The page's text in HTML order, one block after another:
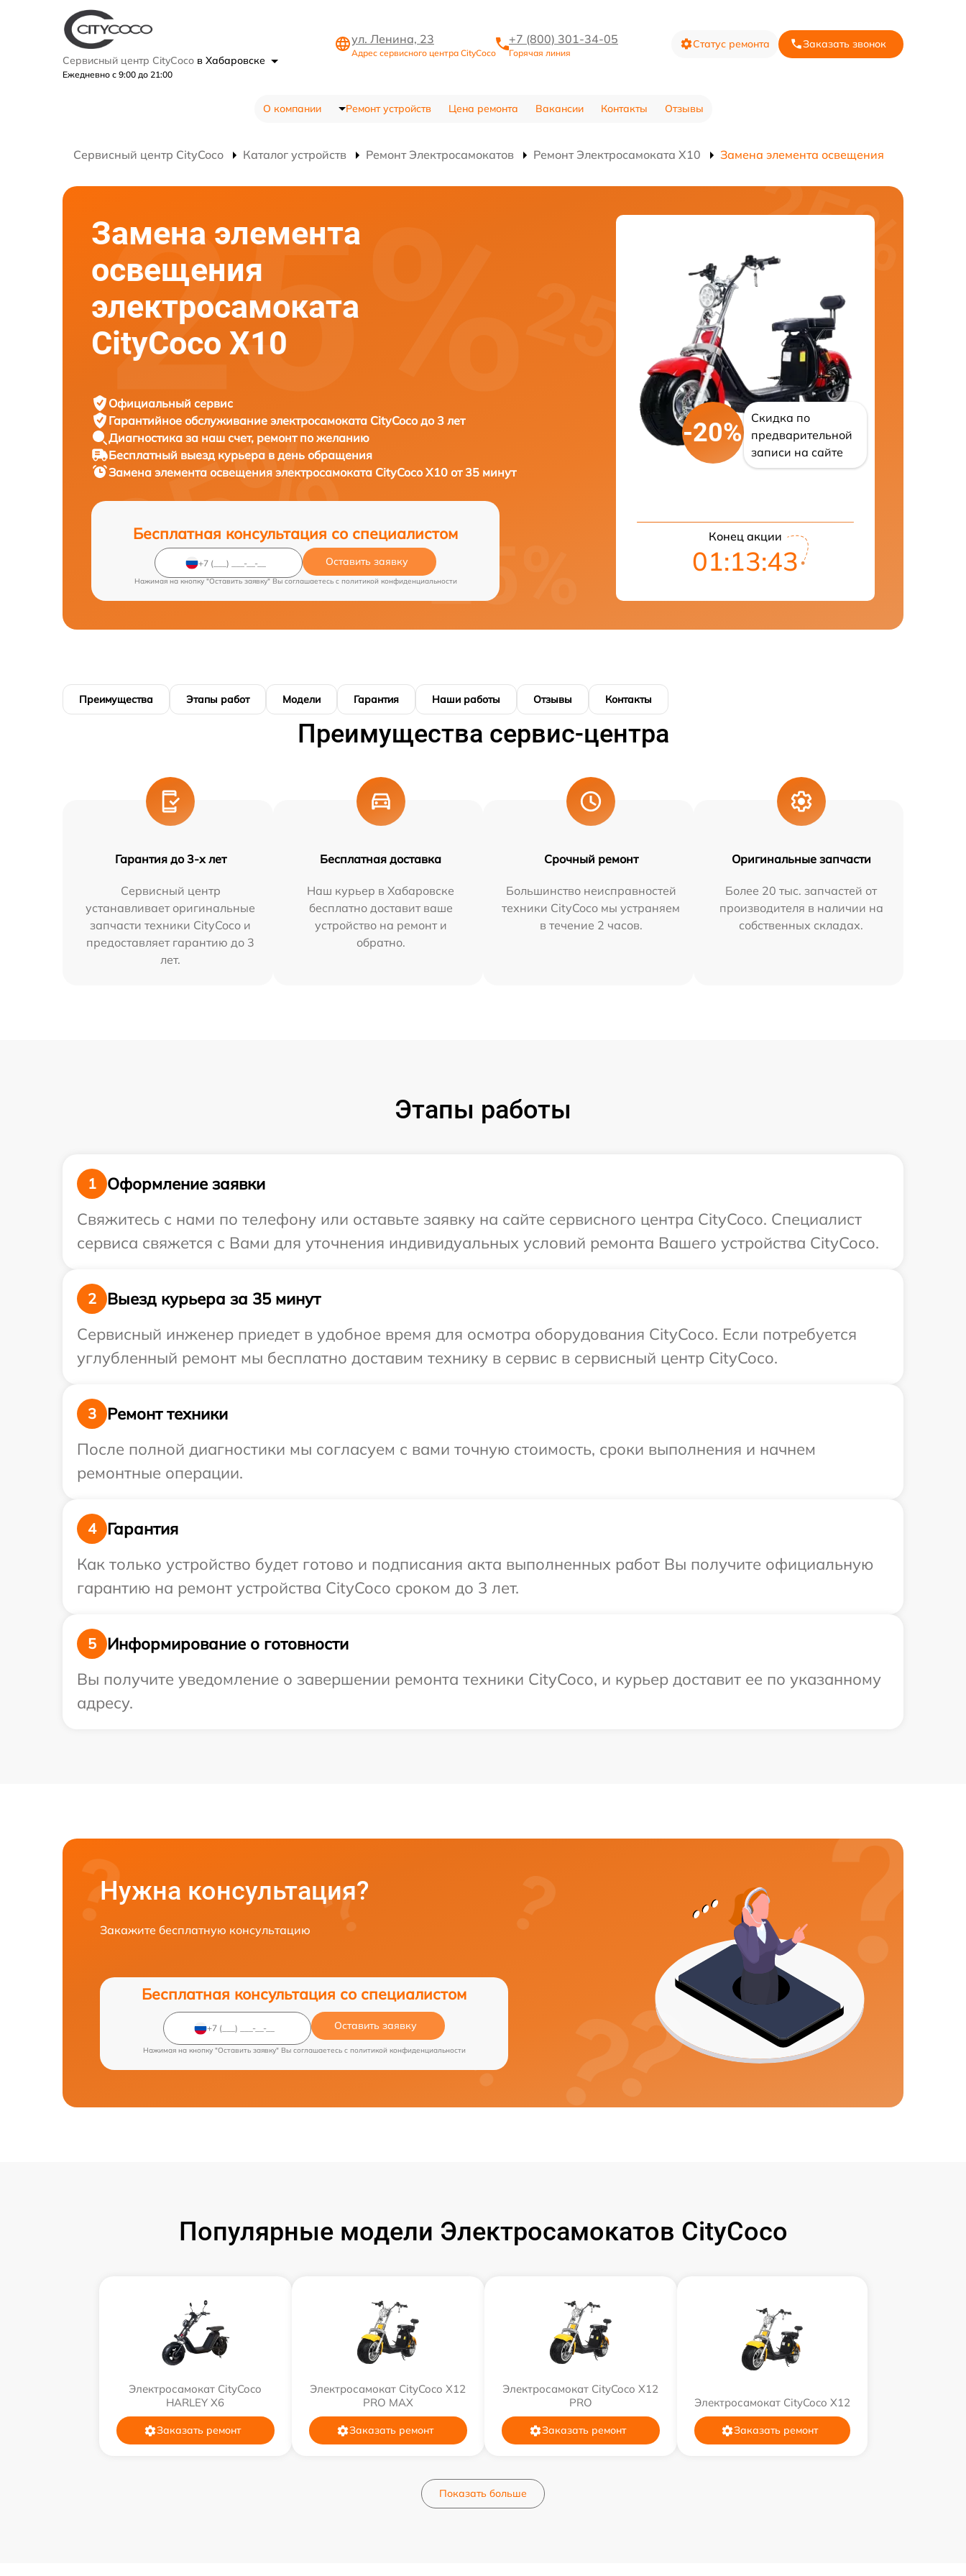
Сервисный центр CityCoco в Хабаровске
Ежедневно с 9:00 до 21:00
ул. Ленина, 23
Адрес сервисного центра CityCoco
+7 (800) 301-34-05
Горячая линия
Статус ремонта Заказать звонок
О компании Ремонт устройств Цена ремонта Вакансии Контакты Отзывы
Сервисный центр CityCoco Каталог устройств Ремонт Электросамокатов Ремонт Электросамоката X10 Замена элемента освещения
Замена элемента
освещения
электросамоката
CityCoco X10
Официальный сервис
Гарантийное обслуживание электросамоката CityCoco до 3 лет
Диагностика за наш счет, ремонт по желанию
Бесплатный выезд курьера в день обращения
Замена элемента освещения электросамоката CityCoco X10 от 35 минут
Бесплатная консультация со специалистом
Оставить заявку
Нажимая на кнопку "Оставить заявку" Вы соглашаетесь c политикой конфиденциальности
-20%
Скидка по
предварительной
записи на сайте
Конец акции
01:13:42
Преимущества Этапы работ Модели Гарантия Наши работы Отзывы Контакты
Преимущества сервис-центра
Гарантия до 3-х лет
Сервисный центр
устанавливает оригинальные
запчасти техники CityCoco и
предоставляет гарантию до 3
лет.
Бесплатная доставка
Наш курьер в Хабаровске
бесплатно доставит ваше
устройство на ремонт и
обратно.
Срочный ремонт
Большинство неисправностей
техники CityCoco мы устраняем
в течение 2 часов.
Оригинальные запчасти
Более 20 тыс. запчастей от
производителя в наличии на
собственных складах.
Этапы работы
1
Оформление заявки
Свяжитесь с нами по телефону или оставьте заявку на сайте сервисного центра CityCoco. Специалист
сервиса свяжется с Вами для уточнения индивидуальных условий ремонта Вашего устройства CityCoco.
2
Выезд курьера за 35 минут
Сервисный инженер приедет в удобное время для осмотра оборудования CityCoco. Если потребуется
углубленный ремонт мы бесплатно доставим технику в сервис в сервисный центр CityCoco.
3
Ремонт техники
После полной диагностики мы согласуем с вами точную стоимость, сроки выполнения и начнем
ремонтные операции.
4
Гарантия
Как только устройство будет готово и подписания акта выполненных работ Вы получите официальную
гарантию на ремонт устройства CityCoco сроком до 3 лет.
5
Информирование о готовности
Вы получите уведомление о завершении ремонта техники CityCoco, и курьер доставит ее по указанному
адресу.
Нужна консультация?
Закажите бесплатную консультацию
Бесплатная консультация со специалистом
Оставить заявку
Нажимая на кнопку "Оставить заявку" Вы соглашаетесь c политикой конфиденциальности
Популярные модели Электросамокатов CityCoco
Электросамокат CityCoco
HARLEY X6
Заказать ремонт
Электросамокат CityCoco X12
PRO MAX
Заказать ремонт
Электросамокат CityCoco X12
PRO
Заказать ремонт
Электросамокат CityCoco X12
Заказать ремонт
Показать больше